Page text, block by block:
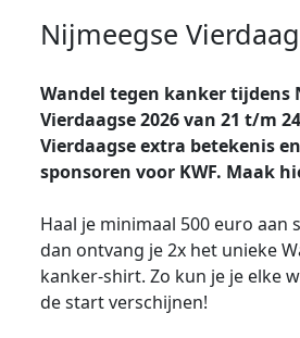
Nijmeegse
Wandel tegen kanker tijdens
Vierdaagse 2026 van 21 t/m
Vierdaagse extra betekenis
sponsoren voor KWF. Maak
Haal je minimaal 500 euro aan
dan ontvang je 2x het unieke
kanker-shirt. Zo kun je je elke
de start verschijnen!